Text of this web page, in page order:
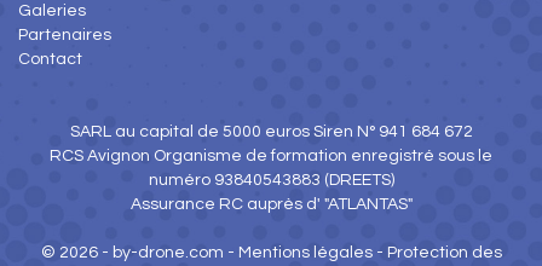
Galeries
Partenaires
Contact
SARL au capital de 5000 euros Siren N° 941 684 672
RCS Avignon Organisme de formation enregistré sous le
numéro 93840543883 (DREETS)
Assurance RC auprès d' "ATLANTAS"
© 2026 - by-drone.com - Mentions légales- Protection des